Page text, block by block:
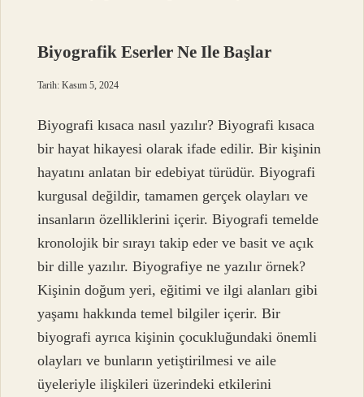
Biyografik Eserler Ne Ile Başlar
Tarih: Kasım 5, 2024
Biyografi kısaca nasıl yazılır? Biyografi kısaca
bir hayat hikayesi olarak ifade edilir. Bir kişinin
hayatını anlatan bir edebiyat türüdür. Biyografi
kurgusal değildir, tamamen gerçek olayları ve
insanların özelliklerini içerir. Biyografi temelde
kronolojik bir sırayı takip eder ve basit ve açık
bir dille yazılır. Biyografiye ne yazılır örnek?
Kişinin doğum yeri, eğitimi ve ilgi alanları gibi
yaşamı hakkında temel bilgiler içerir. Bir
biyografi ayrıca kişinin çocukluğundaki önemli
olayları ve bunların yetiştirilmesi ve aile
üyeleriyle ilişkileri üzerindeki etkilerini